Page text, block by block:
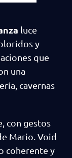
luce
y
que
una
cavernas
con gestos
Mario. Void
coherente y